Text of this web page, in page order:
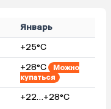
Январь
+25°C
+28°C
Можно
купаться
+22…+28°C